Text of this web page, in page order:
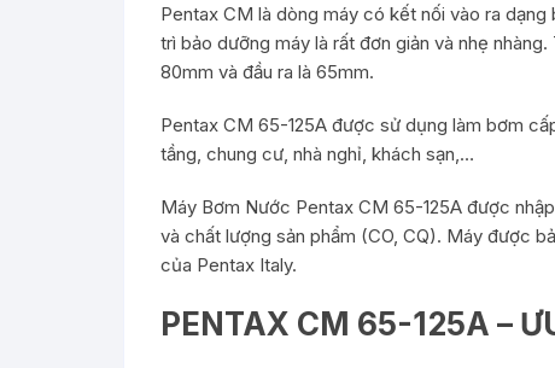
Pentax CM là dòng máy có kết nối vào ra
trì bảo dưỡng máy là rất đơn giản và nhẹ
80mm và đầu ra là 65mm.
Pentax CM 65-125A được sử dụng làm bơm
tầng, chung cư, nhà nghỉ, khách sạn,…
Máy Bơm Nước Pentax CM 65-125A được
và chất lượng sản phẩm (CO, CQ). Máy được
của Pentax Italy.
PENTAX CM 65-125A –